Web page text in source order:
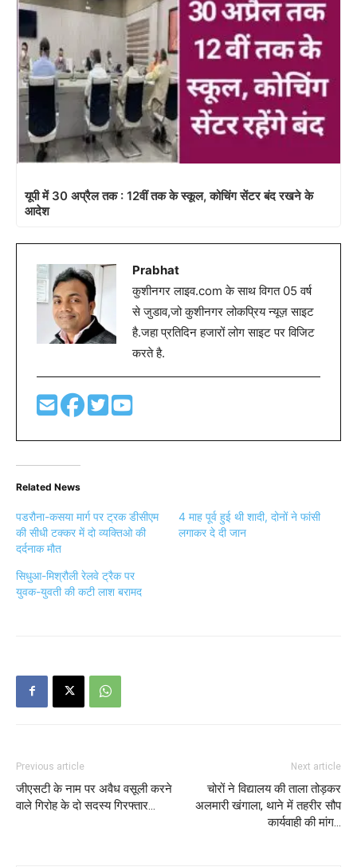
यूपी में 30 अप्रैल तक : 12वीं तक के स्कूल, कोचिंग सेंटर बंद रखने के
आदेश
Prabhat
कुशीनगर लाइव.com के साथ विगत 05 वर्ष
से जुडाव,जो कुशीनगर लोकप्रिय न्यूज़ साइट
है.जहा प्रतिदिन हजारों लोग साइट पर विजिट
करते है.
Related News
पडरौना-कसया मार्ग पर ट्रक डीसीएम
की सीधी टक्कर में दो व्यक्तिओ की
दर्दनाक मौत
4 माह पूर्व हुई थी शादी, दोनों ने फांसी
लगाकर दे दी जान
सिधुआ-मिश्रौली रेलवे ट्रैक पर
युवक-युवती की कटी लाश बरामद
Previous article
जीएसटी के नाम पर अवैध वसूली करने
वाले गिरोह के दो सदस्य गिरफ्तार…
Next article
चोरों ने विद्यालय की ताला तोड़कर
अलमारी खंगाला, थाने में तहरीर सौप
कार्यवाही की मांग…